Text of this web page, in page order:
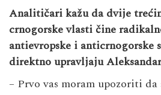
Analitičari kažu da dvije
crnogorske vlasti čine
antievropske i anticrnogorske
direktno upravljaju
– Prvo vas moram upozoriti